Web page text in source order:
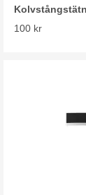
100 kr